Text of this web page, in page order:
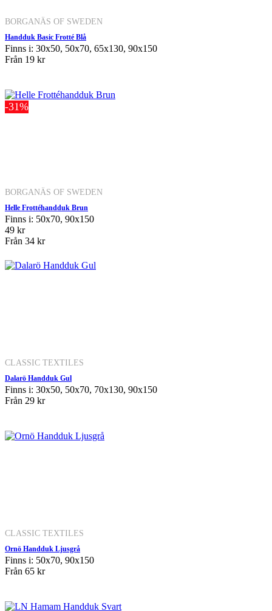
BORGANÄS OF SWEDEN
Handduk Basic Frotté Blå
Finns i: 30x50, 50x70, 65x130, 90x150
Från 19 kr
-31%
BORGANÄS OF SWEDEN
Helle Frottéhandduk Brun
Finns i: 50x70, 90x150
49 kr
Från 34 kr
CLASSIC TEXTILES
Dalarö Handduk Gul
Finns i: 30x50, 50x70, 70x130, 90x150
Från 29 kr
CLASSIC TEXTILES
Ornö Handduk Ljusgrå
Finns i: 50x70, 90x150
Från 65 kr